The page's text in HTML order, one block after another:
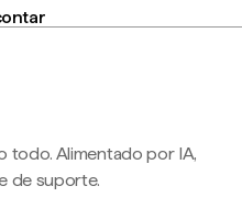
todo. Alimentado por IA,
de suporte.